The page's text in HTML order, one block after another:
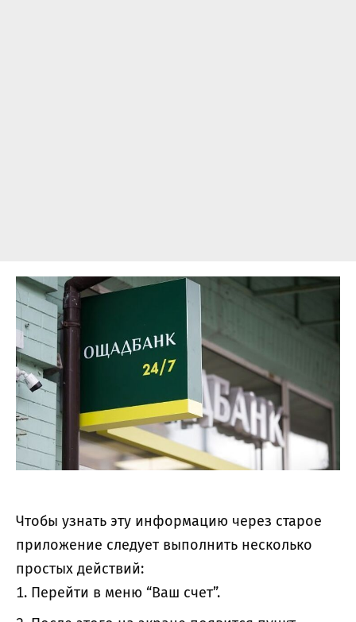
Чтобы узнать эту информацию через старое
приложение следует выполнить несколько
простых действий:
Перейти в меню “Ваш счет”.